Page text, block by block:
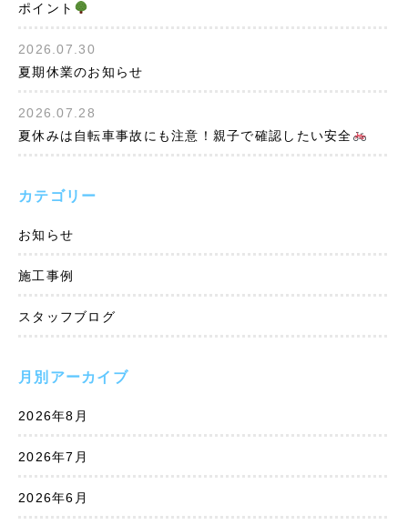
ポイント
2026.07.30
夏期休業のお知らせ
2026.07.28
夏休みは自転車事故にも注意！親子で確認したい安全
カテゴリー
お知らせ
施工事例
スタッフブログ
月別アーカイブ
2026年8月
2026年7月
2026年6月